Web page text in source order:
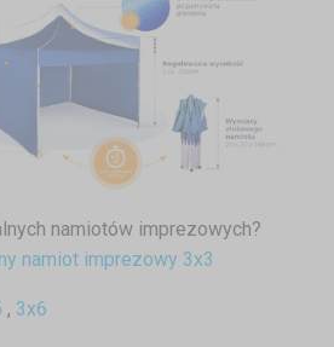
namiotów imprezowych?
namiot imprezowy 3x3
, 3x6